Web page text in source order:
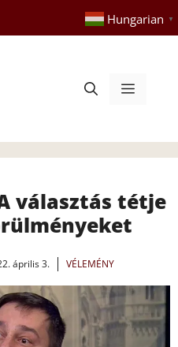
Hungarian ▼
Menü
választás tétje
április 3. VÉLEMÉNY